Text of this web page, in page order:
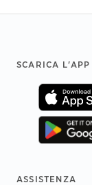
Footer
SCARICA L'APP
ASSISTENZA